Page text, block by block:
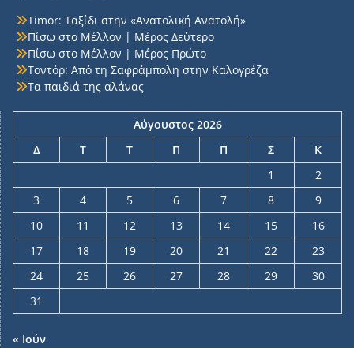
Timor: Ταξίδι στην «Ανατολική Ανατολή»
Πίσω στο Μέλλον | Μέρος Δεύτερο
Πίσω στο Μέλλον | Μέρος Πρώτο
Τοντόρ: Από τη Σαφράμπολη στην Καλογρέζα
Τα παιδιά της αλάνας
Αύγουστος 2026
Δ
Τ Τ Π Π Σ
Κ
1
2
3
4 5 6 7 8
9
10
11 12 13 14 15
16
17
18 19 20 21 22
23
24
25 26 27 28 29
30
31
« Ιούν